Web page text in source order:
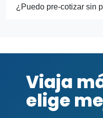
¿Puedo pre-cotizar sin
Viaja
elige